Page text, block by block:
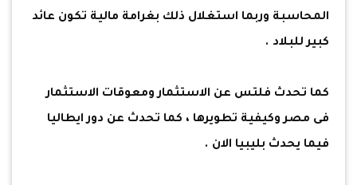
المحاسبة وربما استغلال ذلك بغرامة مالية تكون عائد
كبير للبلاد .
كما تحدث فلتس عن الاستثمار ومعوقات الاستثمار
فى مصر وكيفية تطويرها ، كما تحدث عن دور ايطاليا
فيما يحدث بليبيا الان .